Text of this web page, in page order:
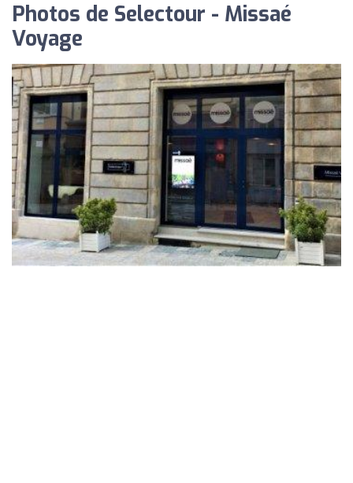
Photos de Selectour - Missaé
Voyage